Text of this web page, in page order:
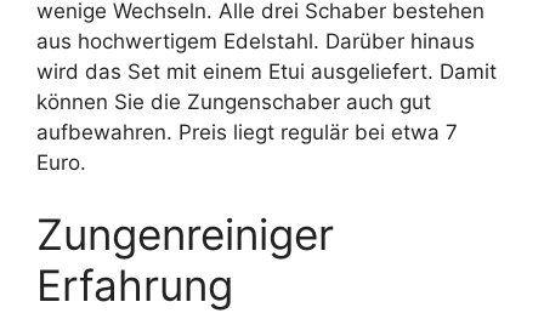
wenige Wechseln. Alle drei Schaber bestehen
aus hochwertigem Edelstahl. Darüber hinaus
wird das Set mit einem Etui ausgeliefert. Damit
können Sie die Zungenschaber auch gut
aufbewahren. Preis liegt regulär bei etwa 7
Euro.
Zungenreiniger
Erfahrung